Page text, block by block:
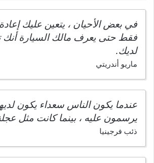
في بعض الأحيان ، يتعين عليك
فقط حتى يعرف مالك السيارة أنك
لديك.
ماريو أندريتي
عندما يكون الناس سعداء يكون
يرسمون عليه ، بينما كانت مثل
ذئب فرجينيا